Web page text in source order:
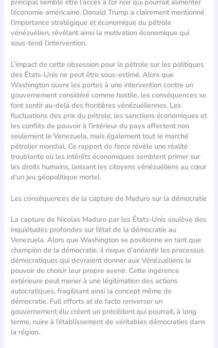
l’économie américaine. Donald Trump a clairement mentionné
l’importance stratégique et économique du pétrole
vénézuélien, révélant ainsi la motivation économique qui
sous-tend l’intervention.
L’impact de cette obsession pour le pétrole sur les politiques
des États-Unis ne peut être sous-estimé. Alors que
Washington ouvre les portes à une intervention contre un
gouvernement considéré comme hostile, les conséquences se
font sentir au-delà des frontières vénézuéliennes. Les
fluctuations des prix du pétrole, les sanctions économiques et
les conflits de pouvoir à l’intérieur du pays affectent non
seulement le Venezuela, mais également tout le marché
pétrolier mondial. Ce rapport de force révèle une réalité
troublante où les intérêts économiques semblent primer sur
les droits humains, laissant les citoyens vénézuéliens au cœur
d’un jeu géopolitique mortel.
Les conséquences de la capture de Maduro sur la démocratie
La capture de Nicolas Maduro par les États-Unis soulève des
inquiétudes profondes sur l’état de la démocratie au
Venezuela. Alors que Washington se positionne en tant que
champion de la démocratie, il risque d’anéantir les processus
démocratiques qui devraient donner aux Vénézuéliens le
pouvoir de choisir leur propre avenir. Cette ingérence
extérieure peut mener à une légitimation des actions
autocratiques, fragilisant ainsi la concept même de
démocratie. Full efforts at de facto renverser un
gouvernement élu créent un précédent qui pourrait, à long
terme, nuire à l’établissement de véritables démocraties dans
la région.